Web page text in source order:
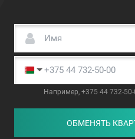
Например, +375 44 732-50-
ОБМЕНЯТЬ